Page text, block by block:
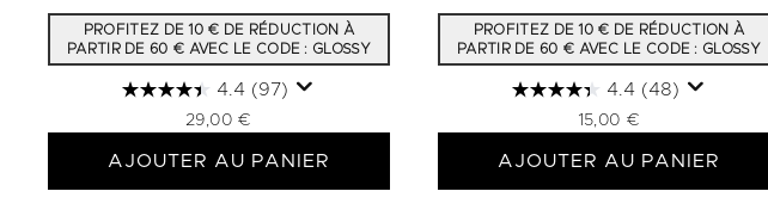
PROFITEZ DE 10 € DE RÉDUCTION À
PARTIR DE 60 € AVEC LE CODE : GLOSSY
4.4 (97)
29,00 €
AJOUTER AU PANIER
PROFITEZ DE 10 € DE RÉDUCTION À
PARTIR DE 60 € AVEC LE CODE : GLOSSY
4.4 (48)
15,00 €
AJOUTER AU PANIER